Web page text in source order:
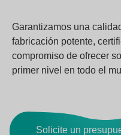
Garantizamos una
fabricación potente,
compromiso de ofrecer
primer nivel en todo el
Solicite un